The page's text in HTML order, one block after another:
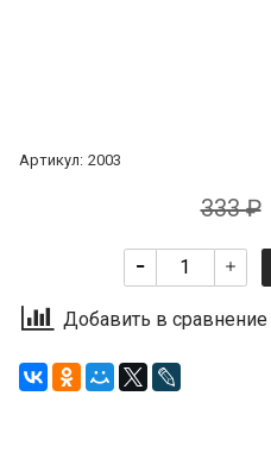
Артикул: 2003
333 ₽
Добавить в сравнение